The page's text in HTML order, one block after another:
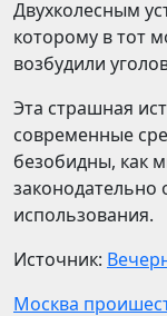
Двухколесным
которому в тот
возбудили
Эта страшная
современные
безобидны, как
законодательно
использования.
Источник:
Москва